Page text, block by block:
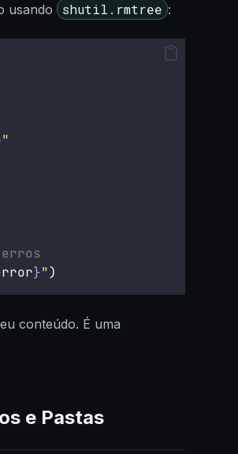
usando shutil.rmtree :
"
}")
conteúdo. É uma
e Pastas